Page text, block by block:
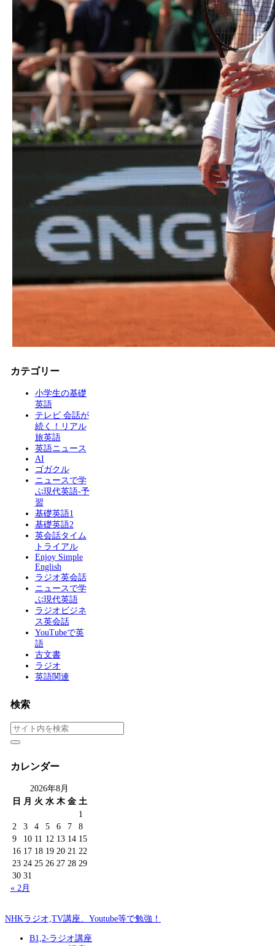
カテゴリー
小学生の基礎
英語
テレビ 会話が
続く！リアル
旅英語
英語ニュース
AI
ゴガクル
ニュースで学
ぶ現代英語-予
習
基礎英語1
基礎英語2
英会話タイム
トライアル
Enjoy Simple
English
ラジオ英会話
ニュースで学
ぶ現代英語
ラジオビジネ
ス英会話
YouTubeで英
語
古文書
ラジオ
英語関連
検索
カレンダー
2026年8月
日 月 火 水 木 金 土
1
2
3 4 5 6 7
8
9
10 11 12 13 14 15
16 17 18 19 20 21 22
23 24 25 26 27 28 29
30 31
« 2月
NHKラジオ,TV講座、Youtube等で勉強！
B1,2-ラジオ講座